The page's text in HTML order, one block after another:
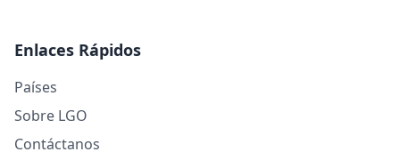
Enlaces Rápidos
Países
Sobre LGO
Contáctanos